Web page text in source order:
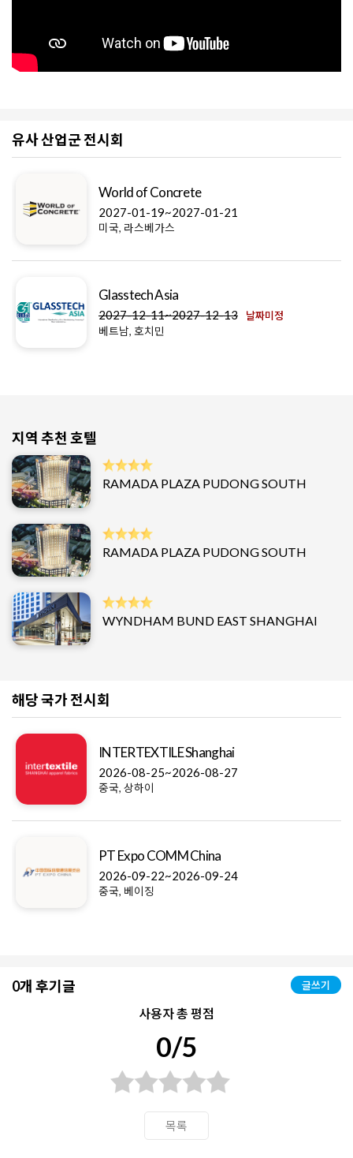
유사 산업군 전시회
World of Concrete
2027-01-19~2027-01-21
미국, 라스베가스
Glasstech Asia
2027-12-11~2027-12-13 날짜미정
베트남, 호치민
지역 추천 호텔
RAMADA PLAZA PUDONG SOUTH
RAMADA PLAZA PUDONG SOUTH
WYNDHAM BUND EAST SHANGHAI
해당 국가 전시회
INTERTEXTILE Shanghai
2026-08-25~2026-08-27
중국, 상하이
PT Expo COMM China
2026-09-22~2026-09-24
중국, 베이징
0개 후기글 글쓰기
사용자 총 평점
0/5
목록